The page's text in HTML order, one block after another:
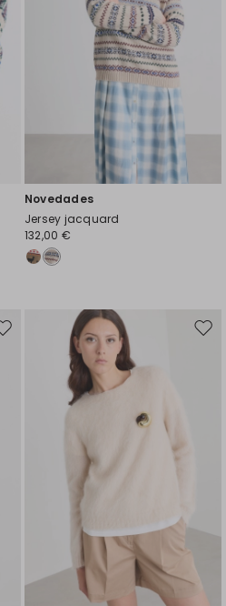
Novedades
Jersey jacquard
132,00 €
Mover